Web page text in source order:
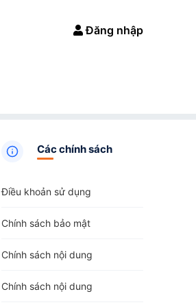
Đăng nhập
Các chính sách
Điều khoản sử dụng
Chính sách bảo mật
Chính sách nội dung
Chính sách nội dung